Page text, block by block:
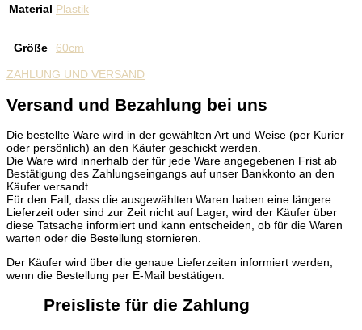
Material Plastik
Größe 60cm
ZAHLUNG UND VERSAND
Versand und Bezahlung bei uns
Die bestellte Ware wird in der gewählten Art und Weise (per Kurier
oder persönlich) an den Käufer geschickt werden.
Die Ware wird innerhalb der für jede Ware angegebenen Frist ab
Bestätigung des Zahlungseingangs auf unser Bankkonto an den
Käufer versandt.
Für den Fall, dass die ausgewählten Waren haben eine längere
Lieferzeit oder sind zur Zeit nicht auf Lager, wird der Käufer über
diese Tatsache informiert und kann entscheiden, ob für die Waren
warten oder die Bestellung stornieren.
Der Käufer wird über die genaue Lieferzeiten informiert werden,
wenn die Bestellung per E-Mail bestätigen.
Preisliste für die Zahlung